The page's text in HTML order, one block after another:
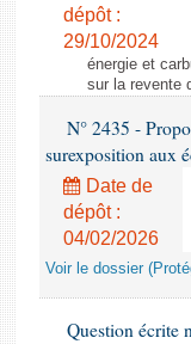
dépôt :
29/10/2024
énergie et
sur la revente
N° 2435 -
surexposition aux
Date de
dépôt :
04/02/2026
Voir le dossier
Question écrite